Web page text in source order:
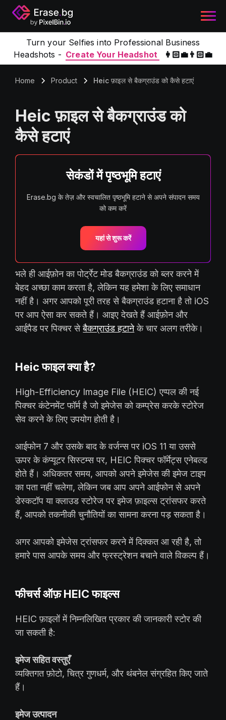
Turn your Selfies into Professional Business
Headshots - Create Your Headshot 👩🏻‍💼👨🏻‍💼
Home Product Heic फ़ाइल से बैकग्राउंड को कैसे हटाएं
Heic फ़ाइल से बैकग्राउंड को
कैसे हटाएं
सेकंडों में पृष्ठभूमि हटाएं
Erase.bg के तेज़ और स्वचालित पृष्ठभूमि हटाने से अपने संपादन समय
को कम करें
यहां से शुरू करें
भले ही आईफ़ोन का पोर्ट्रेट मोड बैकग्राउंड को ब्लर करने में
बेहद अच्छा काम करता है, लेकिन यह हमेशा के लिए समाधान
नहीं है। अगर आपको पूरी तरह से बैकग्राउंड हटाना है तो iOS
पर आप ऐसा कर सकते हैं। आइए देखते हैं आईफ़ोन और
आईपैड पर पिक्चर सेबैकग्राउंड हटानेके चार अलग तरीके।
Heic फाइल क्या है?
High-Efficiency Image File (HEIC) एप्पल की नई
पिक्चर कंटेनमेंट फॉर्म है जो इमेजेस को कम्प्रेस करके स्टोरेज
सेव करने के लिए उपयोग होती है।
आईफोन 7 और उसके बाद के वर्जन्स पर iOS 11 या उससे
ऊपर के कंप्यूटर सिस्टम्स पर, HEIC पिक्चर फॉर्मेट्स एनेबल्ड
होते हैं। अधिकतर समय, आपको अपने इमेजेस की इमेज टाइप
का पता नहीं चलेगा, लेकिन जब आप अपने आईफोन से अपने
डेस्कटॉप या क्लाउड स्टोरेज पर इमेज फ़ाइल्स ट्रांसफर करते
हैं, आपको तकनीकी चुनौतियों का सामना करना पड़ सकता है।
अगर आपको इमेजेस ट्रांसफर करने में दिक्कत आ रही है, तो
हमारे पास आपके समय और फ्रस्ट्रेशन बचाने वाले विकल्प हैं।
फीचर्स ऑफ़ HEIC फाइल्स
HEIC फ़ाइलों में निम्नलिखित प्रकार की जानकारी स्टोर की
जा सकती है:
इमेज सहित वस्तुएँ
व्यक्तिगत फ़ोटो, चित्र गुणधर्म, और थंबनेल संग्रहित किए जाते
हैं।
इमेज उत्पादन